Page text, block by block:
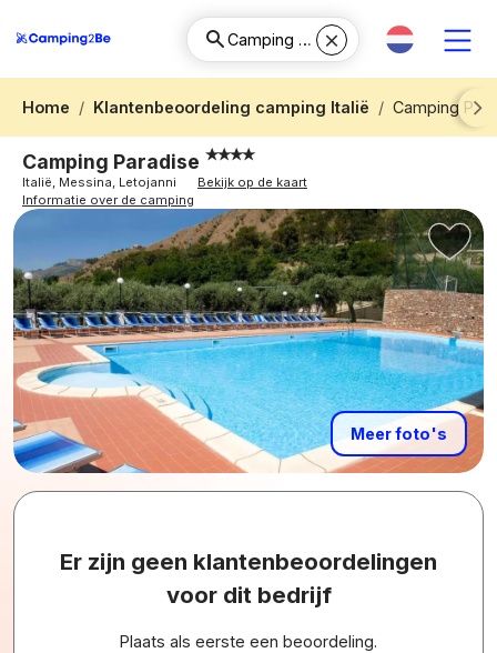
Home Klantenbeoordeling camping Italië
Camping
Next
Camping Paradise
Italië, Messina, Letojanni
Bekijk op de kaart
Informatie over de camping
Meer foto's
Er zijn geen klantenbeoordelingen
voor dit bedrijf
Plaats als eerste een beoordeling.